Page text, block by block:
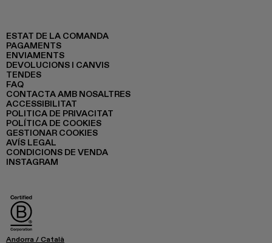
ESTAT DE LA COMANDA
PAGAMENTS
ENVIAMENTS
DEVOLUCIONS I CANVIS
TENDES
FAQ
CONTACTA AMB NOSALTRES
ACCESSIBILITAT
POLITICA DE PRIVACITAT
POLÍTICA DE COOKIES
GESTIONAR COOKIES
AVÍS LEGAL
CONDICIONS DE VENDA
INSTAGRAM
Andorra / Català